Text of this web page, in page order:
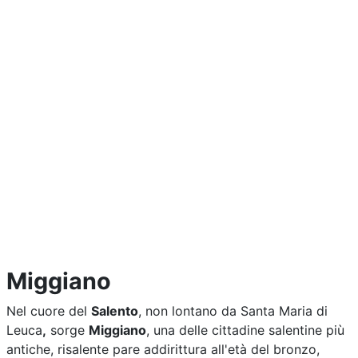
Miggiano
Nel cuore del Salento, non lontano da Santa Maria di
Leuca, sorge Miggiano, una delle cittadine salentine più
antiche, risalente pare addirittura all'età del bronzo,